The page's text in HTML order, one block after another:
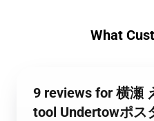
What
9 reviews for 横瀬
tool Undertowポス